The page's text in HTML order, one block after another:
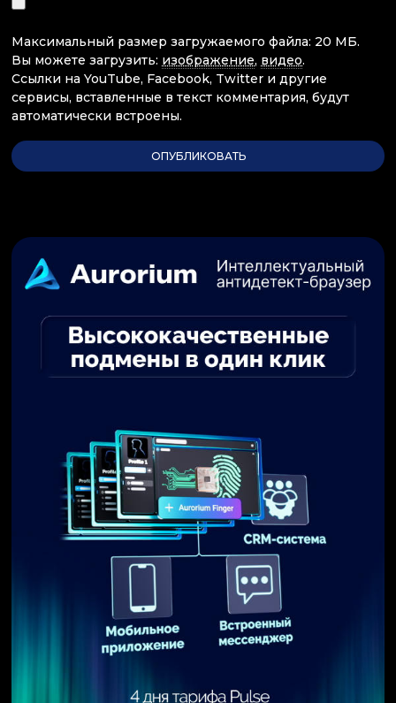
Максимальный размер загружаемого файла: 20 МБ.
Вы можете загрузить: изображение, видео.
Ссылки на YouTube, Facebook, Twitter и другие
сервисы, вставленные в текст комментария, будут
автоматически встроены.